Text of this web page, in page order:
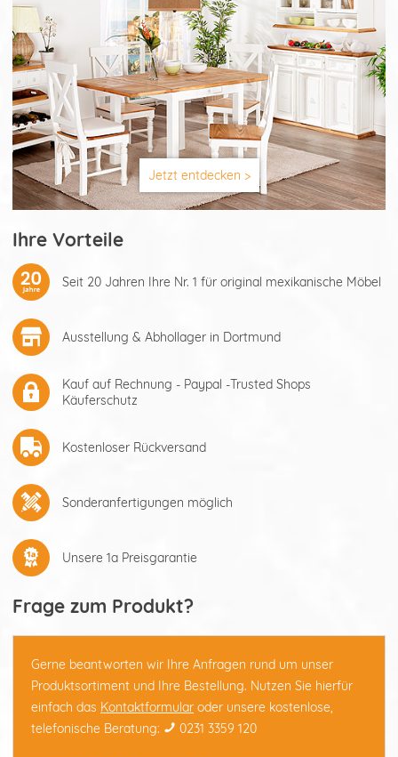
Jetzt entdecken >
Ihre Vorteile
Seit 20 Jahren Ihre Nr. 1 für original mexikanische Möbel
Ausstellung & Abhollager in Dortmund
Kauf auf Rechnung - Paypal -Trusted Shops
Käuferschutz
Kostenloser Rückversand
Sonderanfertigungen möglich
Unsere 1a Preisgarantie
Frage zum Produkt?
Gerne beantworten wir Ihre Anfragen rund um unser
Produktsortiment und Ihre Bestellung. Nutzen Sie hierfür
einfach das Kontaktformular oder unsere kostenlose,
telefonische Beratung:
0231 3359 120